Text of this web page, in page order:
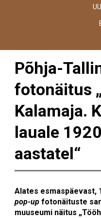
Põhja-
fotonäitus
Kalamaja.
lauale
aastatel“
Alates esmaspäevast,
pop-up fotonäituste
muuseumi näitus